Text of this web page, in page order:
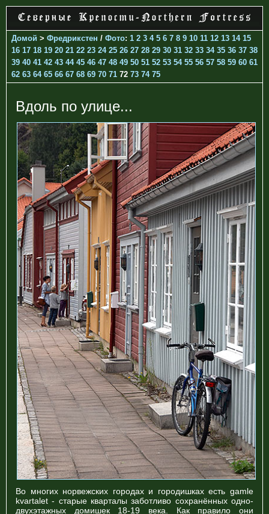
Домой > Фредрикстен / Фото: 1 2 3 4 5 6 7 8 9 10 11 12 13 14 15
16 17 18 19 20 21 22 23 24 25 26 27 28 29 30 31 32 33 34 35 36 37 38
39 40 41 42 43 44 45 46 47 48 49 50 51 52 53 54 55 56 57 58 59 60 61
62 63 64 65 66 67 68 69 70 71 72 73 74 75
Вдоль по улице...
Во многих норвежских городах и городишках есть gamle
kvartalet - старые кварталы заботливо сохранённых одно-
двухэтажных домишек 18-19 века. Как правило они